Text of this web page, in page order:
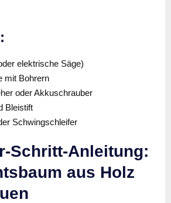
elektrische Säge)
mit Bohrern
oder Akkuschrauber
Bleistift
Schwingschleifer
Schritt-Anleitung:
aus Holz